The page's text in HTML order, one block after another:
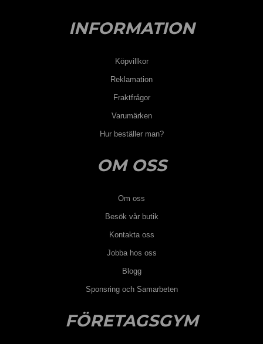
INFORMATION
Köpvillkor
Reklamation
Fraktfrågor
Varumärken
Hur beställer man?
OM OSS
Om oss
Besök vår butik
Kontakta oss
Jobba hos oss
Blogg
Sponsring och Samarbeten
FÖRETAGSGYM